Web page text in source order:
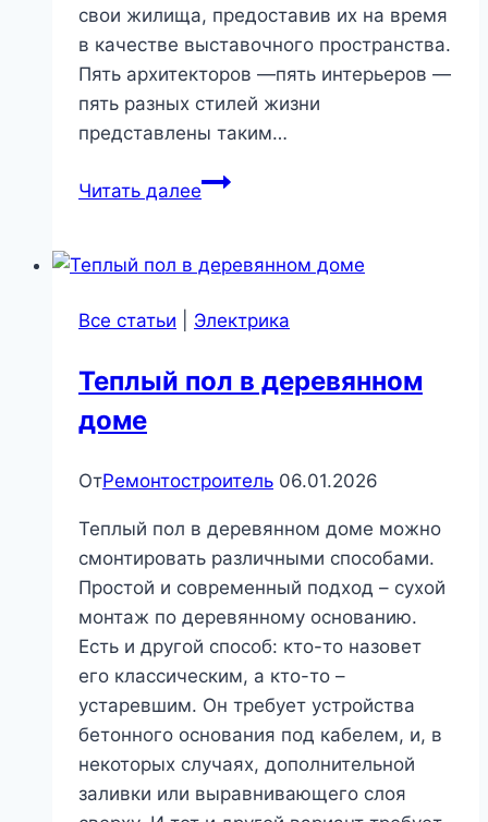
свои жилища, предоставив их на время
в качестве выставочного пространства.
Пять архитекторов —пять интерьеров —
пять разных стилей жизни
представлены таким…
Читать далееРоскошная
Праге
Все статьи Электрика
Теплый пол в деревянном
доме
ОтРемонтостроитель 06.01.2026
Теплый пол в деревянном доме можно
смонтировать различными способами.
Простой и современный подход – сухой
монтаж по деревянному основанию.
Есть и другой способ: кто-то назовет
его классическим, а кто-то –
устаревшим. Он требует устройства
бетонного основания под кабелем, и, в
некоторых случаях, дополнительной
заливки или выравнивающего слоя